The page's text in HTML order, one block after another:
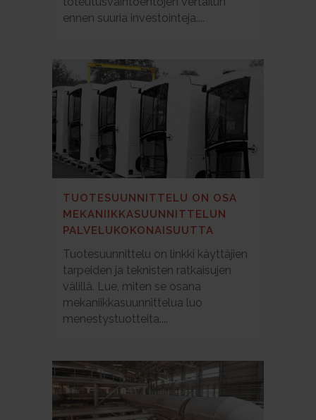
ennen suuria investointeja....
TUOTESUUNNITTELU ON OSA
MEKANIIKKASUUNNITTELUN
PALVELUKOKONAISUUTTA
Tuotesuunnittelu on linkki käyttäjien
tarpeiden ja teknisten ratkaisujen
välillä. Lue, miten se osana
mekaniikkasuunnittelua luo
menestystuotteita....